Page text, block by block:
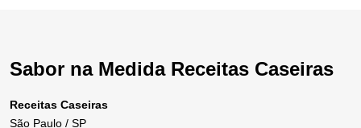
Sabor na Medida Receitas Caseiras
Receitas Caseiras
São Paulo / SP